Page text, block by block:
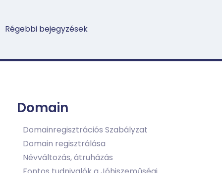
Bejegyzés
Régebbi bejegyzések
Domain
Domainregisztrációs Szabályzat
Domain regisztrálása
Névváltozás, átruházás